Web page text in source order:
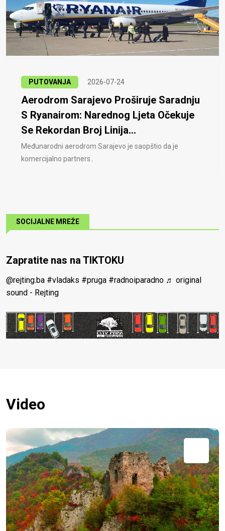
PUTOVANJA 2026-07-24
Aerodrom Sarajevo Proširuje Saradnju
S Ryanairom: Narednog Ljeta Očekuje
Se Rekordan Broj Linija...
Međunarodni aerodrom Sarajevo je saopštio da je
komercijalno partners..
SOCIJALNE MREŽE
Zapratite nas na TIKTOKU
@rejting.ba #vladaks #pruga #radnoiparadno ♬ original
sound - Rejting
Video